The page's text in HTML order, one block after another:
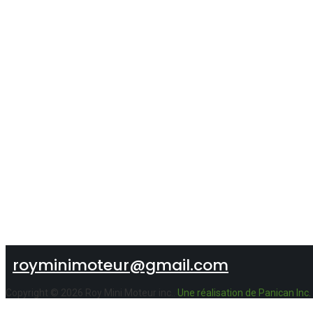
royminimoteur@gmail.com
Copyright © 2026 Roy Mini Moteur inc.. Une réalisation de Panican Inc.